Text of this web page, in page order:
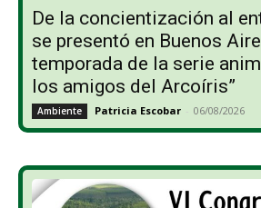
De la concientización al
se presentó en Buenos
temporada de la serie
los amigos del Arcoíris”
Ambiente Patricia Escobar - 06/08/2026